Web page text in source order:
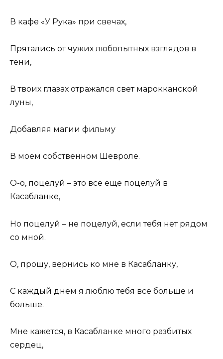
В кафе «У Рука» при свечах,
Прятались от чужих любопытных взглядов в
тени,
В твоих глазах отражался свет марокканской
луны,
Добавляя магии фильму
В моем собственном Шевроле.
О-о, поцелуй – это все еще поцелуй в
Касабланке,
Но поцелуй – не поцелуй, если тебя нет рядом
со мной.
О, прошу, вернись ко мне в Касабланку,
С каждый днем я люблю тебя все больше и
больше.
Мне кажется, в Касабланке много разбитых
сердец,